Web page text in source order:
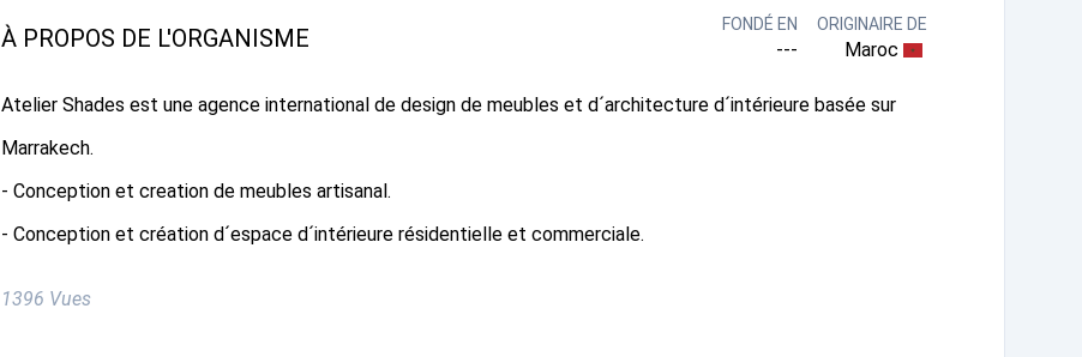
À PROPOS DE L'ORGANISME FONDÉ EN
---
ORIGINAIRE DE
Maroc
Atelier Shades est une agence international de design de meubles et d´architecture d´intérieure basée sur
Marrakech.
- Conception et creation de meubles artisanal.
- Conception et création d´espace d´intérieure résidentielle et commerciale.
1396 Vues